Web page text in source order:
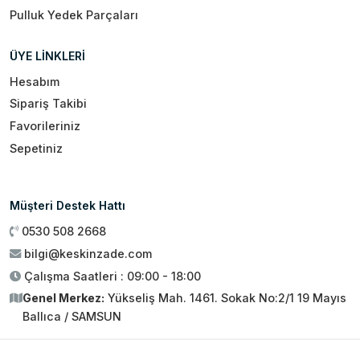
Pulluk Yedek Parçaları
ÜYE LİNKLERİ
Hesabım
Sipariş Takibi
Favorileriniz
Sepetiniz
Müşteri Destek Hattı
0530 508 2668
bilgi@keskinzade.com
Çalışma Saatleri : 09:00 - 18:00
Genel Merkez: Yükseliş Mah. 1461. Sokak No:2/1 19 Mayıs
Ballıca / SAMSUN